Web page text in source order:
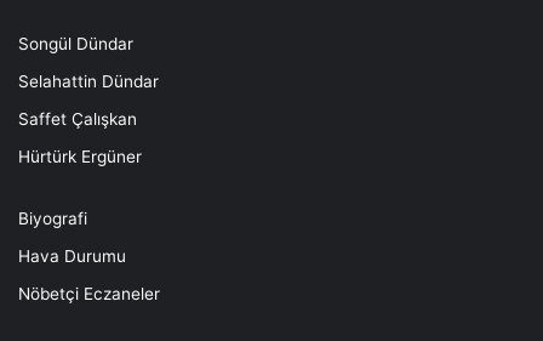
Songül Dündar
Selahattin Dündar
Saffet Çalışkan
Hürtürk Ergüner
Biyografi
Hava Durumu
Nöbetçi Eczaneler